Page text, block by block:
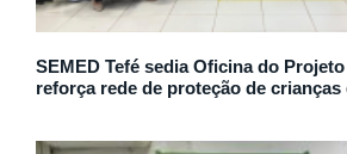
SEMED Tefé sedia Oficina do
reforça rede de proteção de crianças